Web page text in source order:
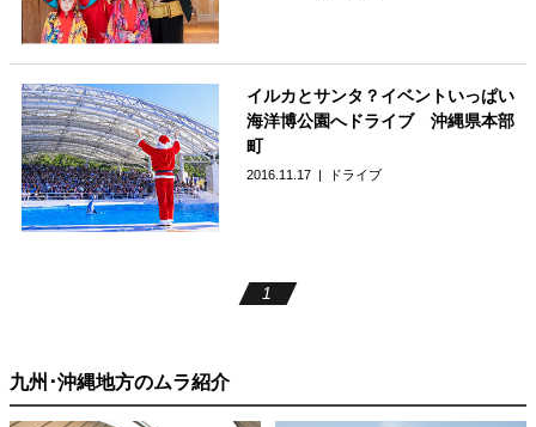
イルカとサンタ？イベントいっぱい
海洋博公園へドライブ 沖縄県本部
町
2016.11.17 ドライブ
1
九州･沖縄地方のムラ紹介